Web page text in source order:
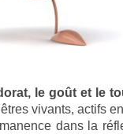
le goût et le
vivants, actifs
dans la